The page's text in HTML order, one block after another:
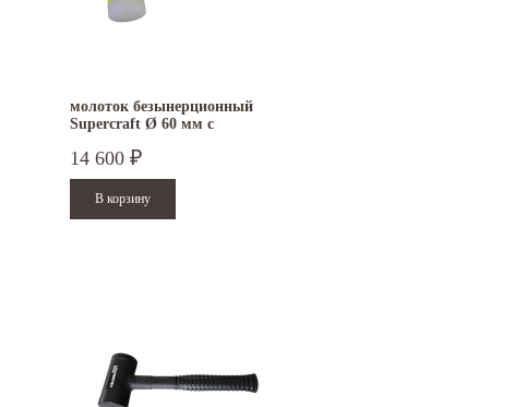
молоток безынерционный
Supercraft Ø 60 мм с
3377.160
14 600 ₽